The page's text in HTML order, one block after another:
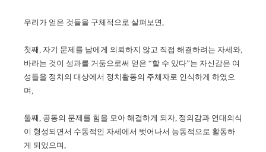
우리가 얻은 것들을 구체적으로 살펴보면,
첫째, 자기 문제를 남에게 의뢰하지 않고 직접 해결하려는 자세와,
바라는 것이 성과를 거둠으로써 얻은 “할 수 있다”는 자신감은 여
성들을 정치의 대상에서 정치활동의 주체자로 인식하게 하였으
며,
둘째, 공동의 문제를 힘을 모아 해결하게 되자, 정의감과 연대의식
이 형성되면서 수동적인 자세에서 벗어나서 능동적으로 활동하
게 되었으며,